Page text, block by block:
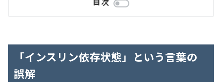
「インスリン依存状態」という言葉の
誤解